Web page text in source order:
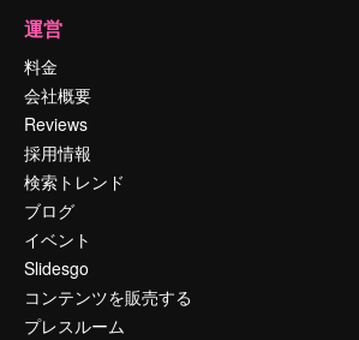
運営
料金
会社概要
Reviews
採用情報
検索トレンド
ブログ
イベント
Slidesgo
コンテンツを販売する
プレスルーム